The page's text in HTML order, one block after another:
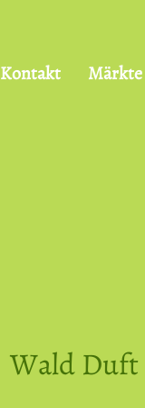
Kontakt Märkte
Wald Duft